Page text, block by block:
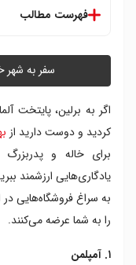
فهرست مطالب
۳. کادیوی
۴. هدیه سرای کاخ شارلوتنبورگ
۶. فریک اوت
۸. سونیرز تو گو
سفر به شهر
اگر به برلین، پایتخت
کردید و دوست دارید از
برای خاله و
یادگاری‌هایی ارزشمند
به سراغ فروشگاه‌هایی
را به شما عرضه می‌کنند.
۱. آمپلمن